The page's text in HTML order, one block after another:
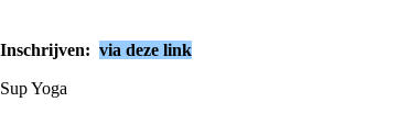
Inschrijven: via deze link
Sup Yoga